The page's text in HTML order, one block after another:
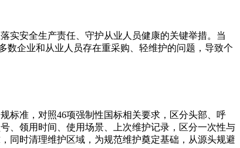
实安全生产责任、守护从业人员健康的关键举措。当
数企业和从业人员存在重采购、轻维护的问题，导致个
标准，对照46项强制性国标相关要求，区分头部、呼
、领用时间、使用场景、上次维护记录，区分一次性与
同时清理维护区域，为规范维护奠定基础，从源头规避